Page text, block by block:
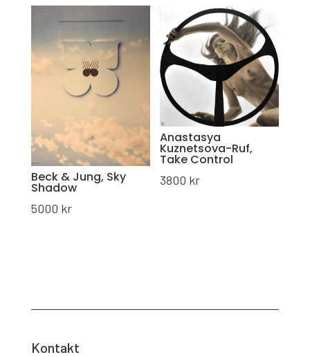
Beck & Jung, Sky
Shadow
5000 kr
Anastasya
Kuznetsova-Ruf,
Take Control
3800 kr
Kontakt